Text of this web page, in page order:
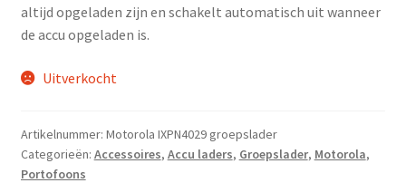
altijd opgeladen zijn en schakelt automatisch uit wanneer
de accu opgeladen is.
Uitverkocht
Artikelnummer: Motorola IXPN4029 groepslader
Categorieën: Accessoires, Accu laders, Groepslader, Motorola,
Portofoons